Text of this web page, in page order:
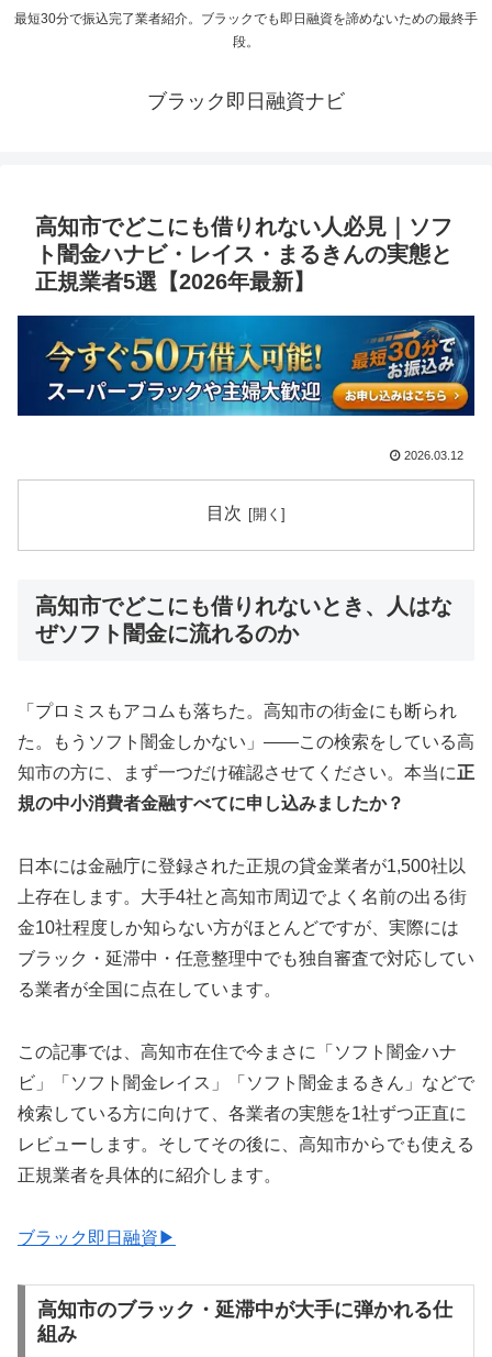
最短30分で振込完了業者紹介。ブラックでも即日融資を諦めないための最終手
段。
ブラック即日融資ナビ
高知市でどこにも借りれない人必見｜ソフ
ト闇金ハナビ・レイス・まるきんの実態と
正規業者5選【2026年最新】
2026.03.12
目次
高知市でどこにも借りれないとき、人はな
ぜソフト闇金に流れるのか
「プロミスもアコムも落ちた。高知市の街金にも断られ
た。もうソフト闇金しかない」——この検索をしている高
知市の方に、まず一つだけ確認させてください。本当に正
規の中小消費者金融すべてに申し込みましたか？
日本には金融庁に登録された正規の貸金業者が1,500社以
上存在します。大手4社と高知市周辺でよく名前の出る街
金10社程度しか知らない方がほとんどですが、実際には
ブラック・延滞中・任意整理中でも独自審査で対応してい
る業者が全国に点在しています。
この記事では、高知市在住で今まさに「ソフト闇金ハナ
ビ」「ソフト闇金レイス」「ソフト闇金まるきん」などで
検索している方に向けて、各業者の実態を1社ずつ正直に
レビューします。そしてその後に、高知市からでも使える
正規業者を具体的に紹介します。
ブラック即日融資▶
高知市のブラック・延滞中が大手に弾かれる仕
組み